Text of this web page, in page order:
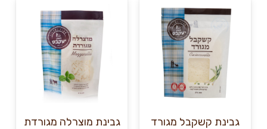
גבינת קשקבל מגורד
גבינת מוצרלה מגורדת